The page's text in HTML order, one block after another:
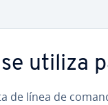
utiliza
de línea de